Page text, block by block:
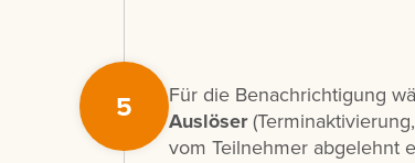
5
Für die Benachrichtigung
Auslöser
vom Teilnehmer abgelehnt